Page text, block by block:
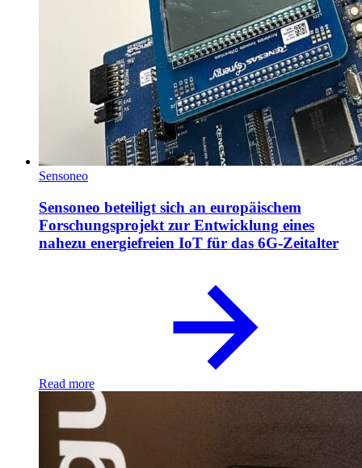
Sensoneo
Sensoneo beteiligt sich an europäischem
Forschungsprojekt zur Entwicklung eines
nahezu energiefreien IoT für das 6G-Zeitalter
Read more